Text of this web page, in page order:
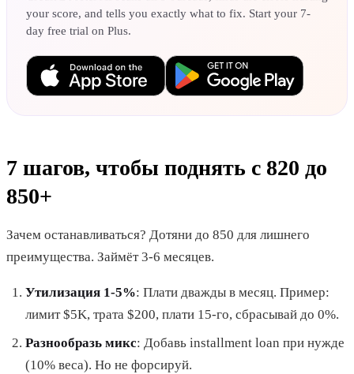
your score, and tells you exactly what to fix. Start your 7-
day free trial on Plus.
7 шагов, чтобы поднять с 820 до
850+
Зачем останавливаться? Дотяни до 850 для лишнего
преимущества. Займёт 3-6 месяцев.
Утилизация 1-5%: Плати дважды в месяц. Пример:
лимит $5K, трата $200, плати 15-го, сбрасывай до 0%.
Разнообразь микс: Добавь installment loan при нужде
(10% веса). Но не форсируй.